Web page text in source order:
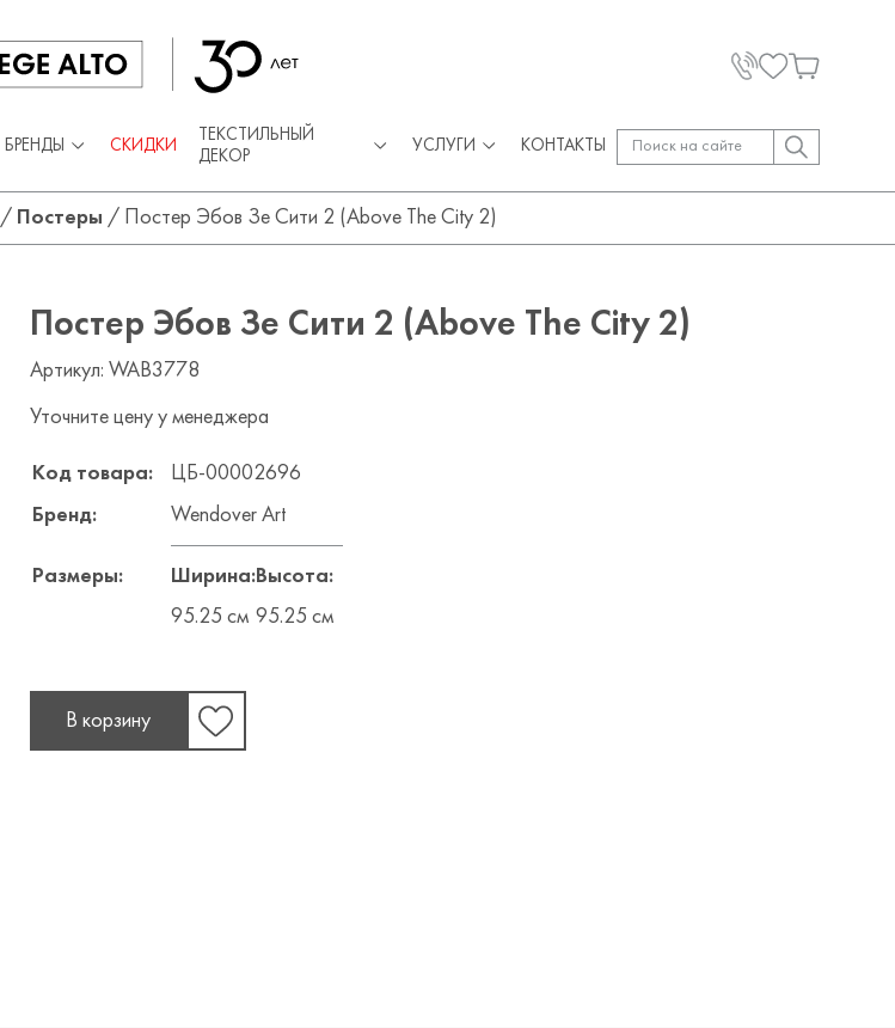
БРЕНДЫ СКИДКИ
ТЕКСТИЛЬНЫЙ
ДЕКОР
УСЛУГИ КОНТАКТЫ
/ Постеры / Постер Эбов Зе Сити 2 (Above The City 2)
Постер Эбов Зе Сити 2 (Above The City 2)
Артикул: WAB3778
Уточните цену у менеджера
Код товара: ЦБ-00002696
Бренд: Wendover Art
Размеры:
Ширина:
95.25 см
Высота:
95.25 см
В корзину